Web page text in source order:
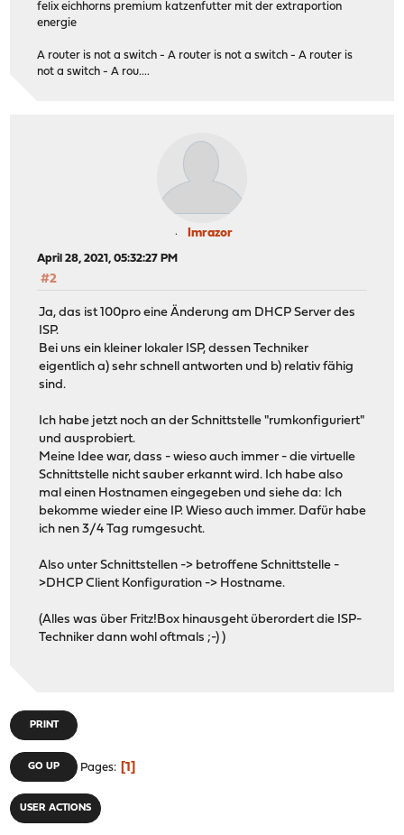
felix eichhorns premium katzenfutter mit der extraportion
energie
A router is not a switch - A router is not a switch - A router is
not a switch - A rou....
Imrazor
April 28, 2021, 05:32:27 PM
#2
Ja, das ist 100pro eine Änderung am DHCP Server des
ISP.
Bei uns ein kleiner lokaler ISP, dessen Techniker
eigentlich a) sehr schnell antworten und b) relativ fähig
sind.
Ich habe jetzt noch an der Schnittstelle "rumkonfiguriert"
und ausprobiert.
Meine Idee war, dass - wieso auch immer - die virtuelle
Schnittstelle nicht sauber erkannt wird. Ich habe also
mal einen Hostnamen eingegeben und siehe da: Ich
bekomme wieder eine IP. Wieso auch immer. Dafür habe
ich nen 3/4 Tag rumgesucht.
Also unter Schnittstellen -> betroffene Schnittstelle -
>DHCP Client Konfiguration -> Hostname.
(Alles was über Fritz!Box hinausgeht überordert die ISP-
Techniker dann wohl oftmals ;-) )
PRINT
GO UP Pages 1
USER ACTIONS